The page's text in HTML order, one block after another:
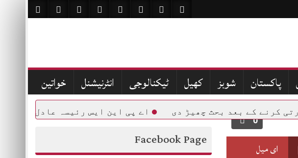
پاکستان شوبز کھیل ٹیکنالوجی انٹرنیشنل خواتین
کے بعد بحث چھیڑ دی اے پی این ایس رئیسہ عادل کی بطور
Facebook Page
0
ای میل